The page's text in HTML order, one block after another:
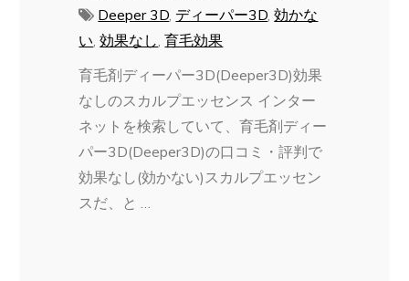
Deeper 3D, ディーパー3D,効かな
い,効果なし,育毛効果
育毛剤ディーパー3D(Deeper3D)効果
なしのスカルプエッセンス インター
ネットを検索していて、育毛剤ディー
パー3D(Deeper3D)の口コミ・評判で
効果なし(効かない)スカルプエッセン
スだ、と …